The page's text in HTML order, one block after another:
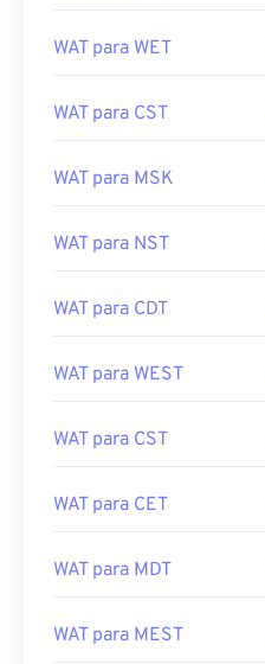
WAT para WET
WAT para CST
WAT para MSK
WAT para NST
WAT para CDT
WAT para WEST
WAT para CST
WAT para CET
WAT para MDT
WAT para MEST